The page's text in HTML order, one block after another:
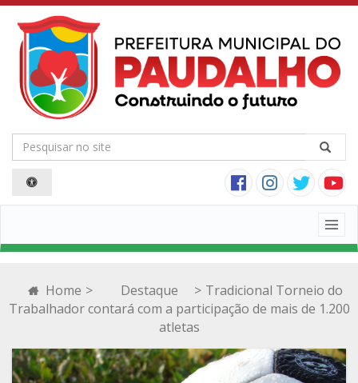
Home > Destaque > Tradicional Torneio do
Trabalhador contará com a participação de mais de 1.200
atletas